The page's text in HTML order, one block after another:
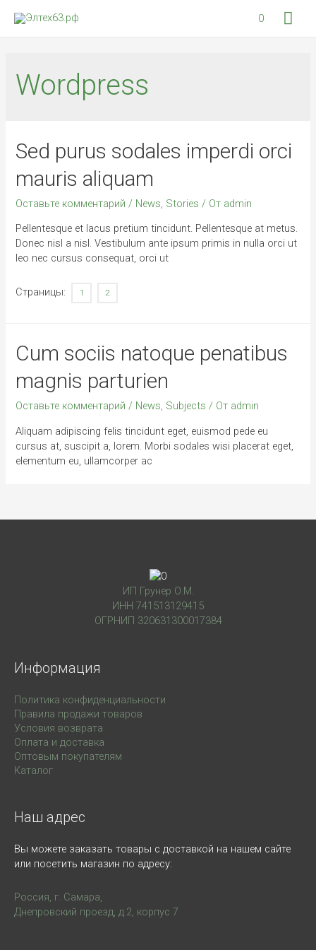
0
Wordpress
Sed purus sodales imperdi orci
mauris aliquam
Оставьте комментарий / News Stories / От admin
Pellentesque et lacus pretium tincidunt. Pellentesque at metus.
Donec nisl a nisl. Vestibulum ante ipsum primis in nulla orci ut
leo nec cursus consequat, orci ut
Страницы: 1 2
Cum sociis natoque penatibus
magnis parturien
Оставьте комментарий / News, Subjects / От admin
Aliquam adipiscing felis tincidunt eget, euismod pede eu
cursus at, suscipit a, lorem. Morbi sodales wisi placerat eget,
elementum eu, ullamcorper ac
ИП Грунер О.М.
ИНН 741513129415
ОГРНИП 320631300017384
Информация
Политика конфиденциальности
Правила продажи товаров
Условия возврата
Оплата и доставка
Оптовым покупателям
Каталог
Наш адрес
Вы можете заказать товары с доставкой на нашем сайте
или посетить магазин по адресу:
Россия, г. Самара,
Днепровский проезд, д.2, корпус 7